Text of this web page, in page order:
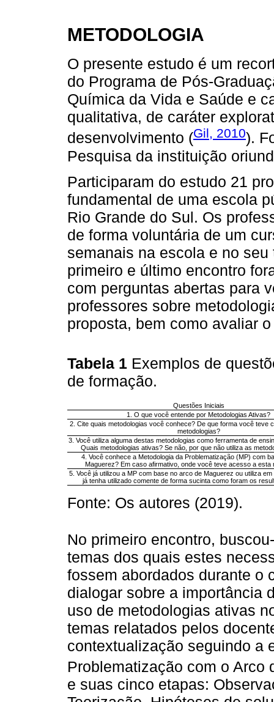
METODOLOGIA
O presente estudo é um
do Programa de Pós-
Química da Vida e Saúde e
qualitativa, de caráter
desenvolvimento (Gil, 2010).
Pesquisa da instituição
Participaram do estudo 21
fundamental de uma escola
Rio Grande do Sul. Os
de forma voluntária de um
semanais na escola e no
primeiro e último encontro
com perguntas abertas para
professores sobre
proposta, bem como avaliar
Tabela 1 Exemplos de
de formação.
Questões Iniciais
1. O que você entende por Metodologias Ativas?
2. Cite quais metodologias você conhece? De que forma você teve
metodologias?
3. Você utiliza alguma destas metodologias como ferramenta de
Quais metodologias ativas? Se não, por que não utiliza as
4. Você conhece a Metodologia da Problematização (MP) com
Maguerez? Em caso afirmativo, onde você teve acesso a esta
5. Você já utilizou a MP com base no arco de Maguerez ou utiliza
já tenha utilizado comente de forma sucinta como foram os
Fonte: Os autores (2019).
No primeiro encontro,
temas dos quais estes
fossem abordados durante o
dialogar sobre a importância
uso de metodologias ativas
temas relatados pelos
contextualização seguindo a
Problematização com o Arco
e suas cinco etapas: